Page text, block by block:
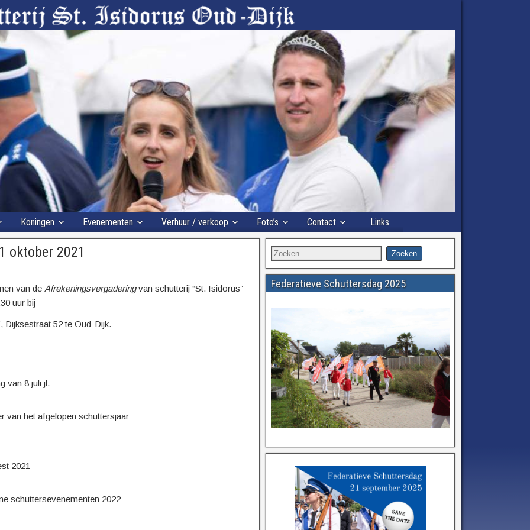
Koningen Evenementen Verhuur / verkoop Foto’s Contact Links
oktober 2021
van de Afrekeningsvergaderingvan schutterij “St. Isidorus”
uur bij
Dijksestraat 52 te Oud-Dijk.
van 8 juli jl.
van het afgelopen schuttersjaar
2021
schuttersevenementen 2022
Federatieve Schuttersdag 2025